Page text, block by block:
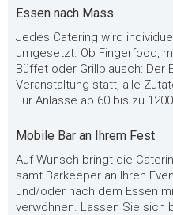
Essen nach Mass
Jedes Catering wird
umgesetzt. Ob Fingerfood,
Büffet oder Grillplausch: Der
Veranstaltung statt, alle
Für Anlässe ab 60 bis zu
Mobile Bar an Ihrem Fest
Auf Wunsch bringt die
samt Barkeeper an Ihren
und/oder nach dem Essen
verwöhnen. Lassen Sie sich